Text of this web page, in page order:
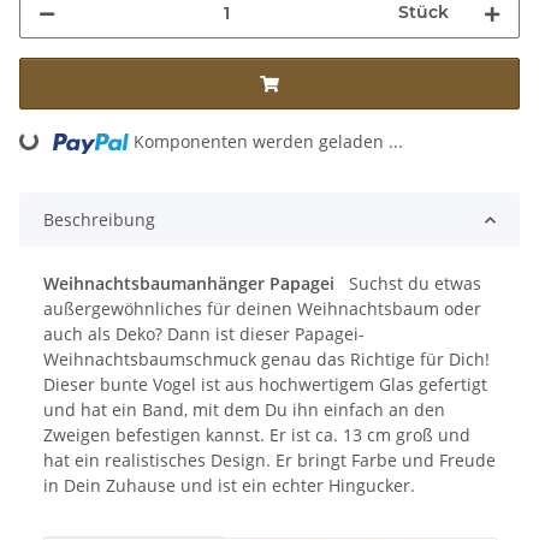
Stück
Komponenten werden geladen ...
Beschreibung
Weihnachtsbaumanhänger Papagei Suchst du etwas
außergewöhnliches für deinen Weihnachtsbaum oder
auch als Deko? Dann ist dieser Papagei-
Weihnachtsbaumschmuck genau das Richtige für Dich!
Dieser bunte Vogel ist aus hochwertigem Glas gefertigt
und hat ein Band, mit dem Du ihn einfach an den
Zweigen befestigen kannst. Er ist ca. 13 cm groß und
hat ein realistisches Design. Er bringt Farbe und Freude
in Dein Zuhause und ist ein echter Hingucker.